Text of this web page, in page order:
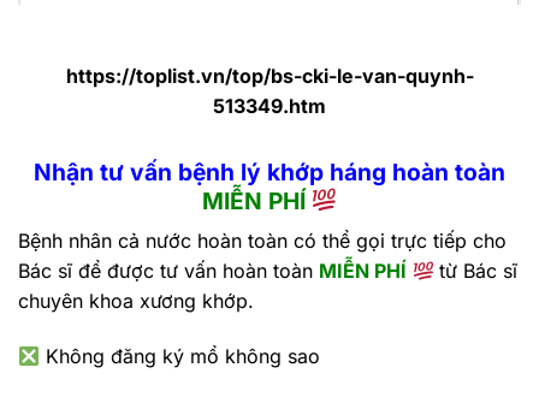
https://toplist.vn/top/bs-cki-le-van-quynh-
513349.htm
Nhận tư vấn bệnh lý khớp háng hoàn toàn
MIỄN PHÍ
Bệnh nhân cả nước hoàn toàn có thể gọi trực tiếp cho
Bác sĩ để được tư vấn hoàn toàn MIỄN PHÍ
từ Bác sĩ
chuyên khoa xương khớp.
Không đăng ký mổ không sao